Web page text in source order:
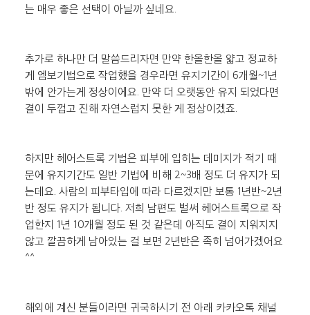
는 매우 좋은 선택이 아닐까 싶네요.
추가로 하나만 더 말씀드리자면 만약 한올한올 얇고 정교하
게 엠보기법으로 작업했을 경우라면 유지기간이 6개월~1년
밖에 안가는게 정상이에요. 만약 더 오랫동안 유지 되었다면
결이 두껍고 진해 자연스럽지 못한 게 정상이겠죠.
하지만 헤어스트록 기법은 피부에 입히는 데미지가 적기 때
문에 유지기간도 일반 기법에 비해 2~3배 정도 더 유지가 되
는데요. 사람의 피부타입에 따라 다르겠지만 보통 1년반~2년
반 정도 유지가 됩니다. 저희 남편도 벌써 헤어스트록으로 작
업한지 1년 10개월 정도 된 것 같은데 아직도 결이 지워지지
않고 깔끔하게 남아있는 걸 보면 2년반은 족히 넘어가겠어요
^^
해외에 계신 분들이라면 귀국하시기 전 아래 카카오톡 채널